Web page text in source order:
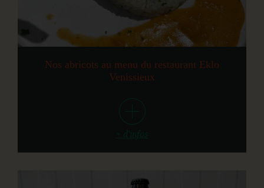
Nos abricots au menu du restaurant Eklo
Venissieux